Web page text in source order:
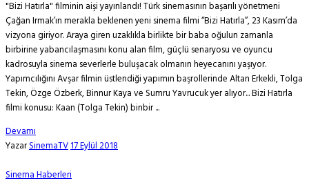
"Bizi Hatırla" filminin aişi yayınlandı! Türk sinemasının başarılı yönetmeni
Çağan Irmak’ın merakla beklenen yeni sinema filmi ‘‘Bizi Hatırla’’, 23 Kasım’da
vizyona giriyor. Araya giren uzaklıkla birlikte bir baba oğulun zamanla
birbirine yabancılaşmasını konu alan film, güçlü senaryosu ve oyuncu
kadrosuyla sinema severlerle buluşacak olmanın heyecanını yaşıyor.
Yapımcılığını Avşar filmin üstlendiği yapımın başrollerinde Altan Erkekli, Tolga
Tekin, Özge Özberk, Binnur Kaya ve Sumru Yavrucuk yer alıyor... Bizi Hatırla
filmi konusu: Kaan (Tolga Tekin) binbir ...
Devamı
YazarSinemaTV17 Eylül 2018
Sinema Haberleri